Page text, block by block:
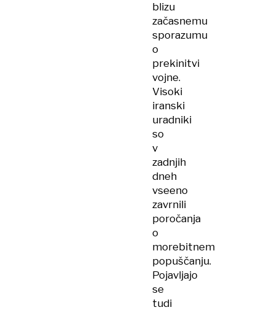
blizu
začasnemu
sporazumu
o
prekinitvi
vojne.
Visoki
iranski
uradniki
so
v
zadnjih
dneh
vseeno
zavrnili
poročanja
o
morebitnem
popuščanju.
Pojavljajo
se
tudi